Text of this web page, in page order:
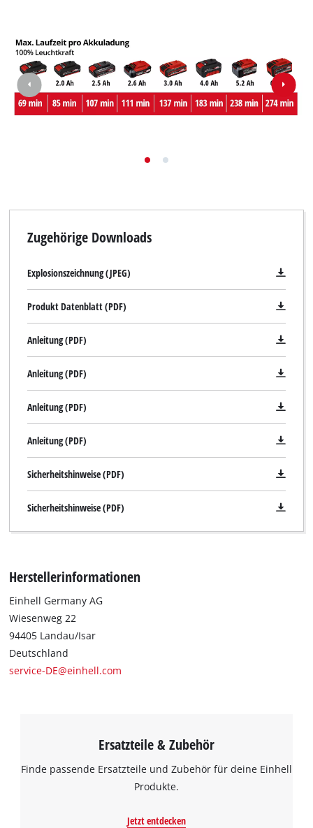
Zugehörige Downloads
Explosionszeichnung (JPEG)
Produkt Datenblatt (PDF)
Anleitung (PDF)
Anleitung (PDF)
Anleitung (PDF)
Anleitung (PDF)
Sicherheitshinweise (PDF)
Sicherheitshinweise (PDF)
Herstellerinformationen
Einhell Germany AG
Wiesenweg 22
94405 Landau/Isar
Deutschland
service-DE@einhell.com
Ersatzteile & Zubehör
Finde passende Ersatzteile und Zubehör für deine Einhell
Produkte.
Jetzt entdecken